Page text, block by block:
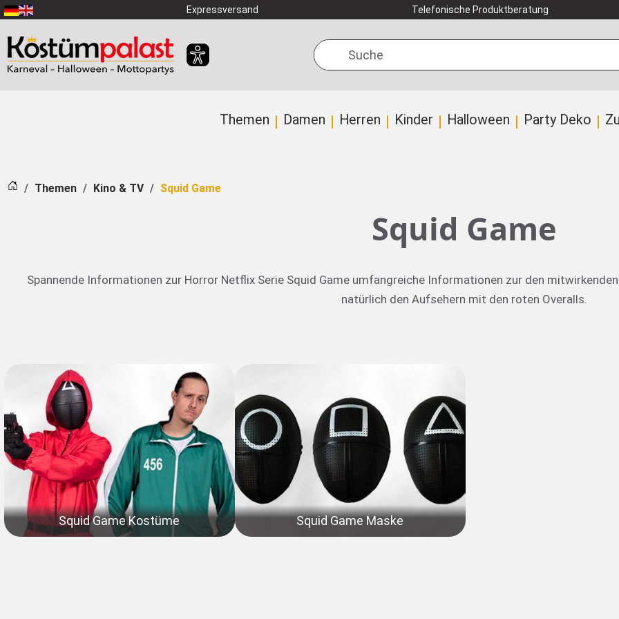
Zum Hauptinhalt springen Expressversand Telefonische Produktberatung
Suche
Themen Damen Herren Kinder Halloween Party Deko
Startseite
Themen Kino & TV Squid Game
Squid Game
Spannende Informationen zur Horror Netflix Serie Squid Game umfangreiche Informationen zur den
natürlich den Aufsehern mit den roten Overalls.
Squid Game Kostüme Squid Game Maske